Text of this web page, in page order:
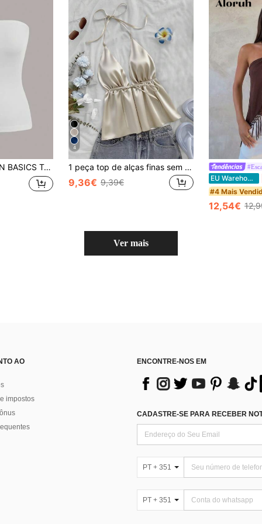
Top de verão com ombros à mostra Tops de verão
4
1 peça top de alças finas sem mangas, cor sólida, adequado para uso diário, festa, férias, casual de verão para todas as estações
9,36€ 9,39€
EU Warehouse
#4 Mais
12,54€
Ver mais
AO
impostos
ENCONTRE-NOS EM
CADASTRE-SE PARA RECEBER
PT + 351
PT + 351